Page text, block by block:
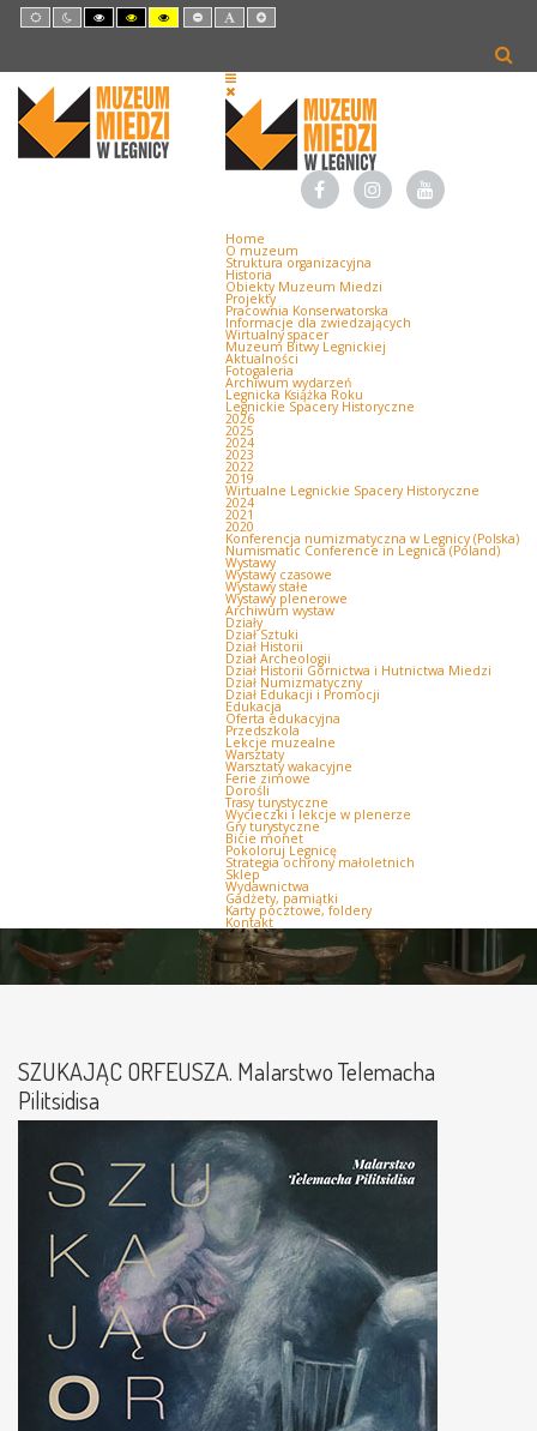
Default
mode
Night
mode
High
Contrast
High
Contrast
High
Contrast
Set
SmallerDefault
Set
Larger
Home
O muzeum
Struktura organizacyjna
Historia
Obiekty Muzeum Miedzi
Projekty
Pracownia Konserwatorska
Informacje dla zwiedzających
Wirtualny spacer
Muzeum Bitwy Legnickiej
Aktualności
Fotogaleria
Archiwum wydarzeń
Legnicka Książka Roku
Legnickie Spacery Historyczne
2026
2025
2024
2023
2022
2019
Wirtualne Legnickie Spacery Historyczne
2024
2021
2020
Konferencja numizmatyczna w Legnicy (Polska)
Numismatic Conference in Legnica (Poland)
Wystawy
Wystawy czasowe
Wystawy stałe
Wystawy plenerowe
Archiwum wystaw
Działy
Dział Sztuki
Dział Historii
Dział Archeologii
Dział Historii Górnictwa i Hutnictwa Miedzi
Dział Numizmatyczny
Dział Edukacji i Promocji
Edukacja
Oferta edukacyjna
Przedszkola
Lekcje muzealne
Warsztaty
Warsztaty wakacyjne
Ferie zimowe
Dorośli
Trasy turystyczne
Wycieczki i lekcje w plenerze
Gry turystyczne
Bicie monet
Pokoloruj Legnicę
Strategia ochrony małoletnich
Sklep
Wydawnictwa
Gadżety, pamiątki
Karty pocztowe, foldery
Kontakt
SZUKAJĄC ORFEUSZA. Malarstwo Telemacha
Pilitsidisa